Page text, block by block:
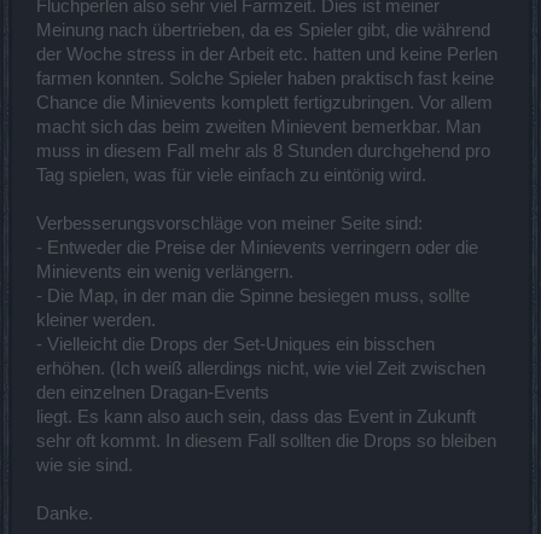
Fluchperlen also sehr viel Farmzeit. Dies ist meiner
Meinung nach übertrieben, da es Spieler gibt, die während
der Woche stress in der Arbeit etc. hatten und keine Perlen
farmen konnten. Solche Spieler haben praktisch fast keine
Chance die Minievents komplett fertigzubringen. Vor allem
macht sich das beim zweiten Minievent bemerkbar. Man
muss in diesem Fall mehr als 8 Stunden durchgehend pro
Tag spielen, was für viele einfach zu eintönig wird.
Verbesserungsvorschläge von meiner Seite sind:
- Entweder die Preise der Minievents verringern oder die
Minievents ein wenig verlängern.
- Die Map, in der man die Spinne besiegen muss, sollte
kleiner werden.
- Vielleicht die Drops der Set-Uniques ein bisschen
erhöhen. (Ich weiß allerdings nicht, wie viel Zeit zwischen
den einzelnen Dragan-Events
liegt. Es kann also auch sein, dass das Event in Zukunft
sehr oft kommt. In diesem Fall sollten die Drops so bleiben
wie sie sind.
Danke.